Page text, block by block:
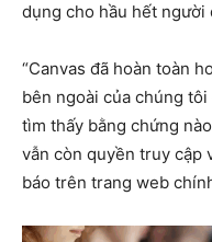
dụng cho hầu hết người
“Canvas đã hoàn toàn
bên ngoài của chúng
tìm thấy bằng chứng
vẫn còn quyền truy cập
báo trên trang web